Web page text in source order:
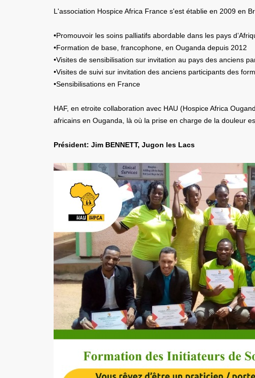
L'association Hospice Africa France s'est établie en 2009 en
•Promouvoir les soins palliatifs abordable dans les pays
•Formation de base, francophone, en Ouganda depuis 2012
•Visites de sensibilisation sur invitation au pays des anciens
•Visites de suivi sur invitation des anciens participants des
•Sensibilisations en France
HAF, en etroite collaboration avec HAU (Hospice Africa
africains en Ouganda, là où la prise en charge de la douleur
Président: Jim BENNETT, Jugon les Lacs